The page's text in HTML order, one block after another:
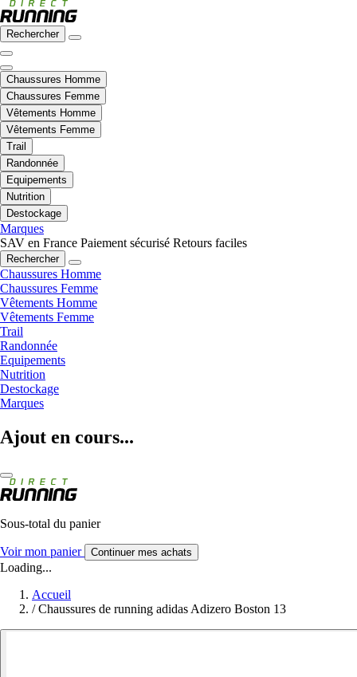
Rechercher
Chaussures Homme
Chaussures Femme
Vêtements Homme
Vêtements Femme
Trail
Randonnée
Equipements
Nutrition
Destockage
Marques
SAV en France Paiement sécurisé Retours faciles
Rechercher
Chaussures Homme
Chaussures Femme
Vêtements Homme
Vêtements Femme
Trail
Randonnée
Equipements
Nutrition
Destockage
Marques
Ajout en cours...
Sous-total du panier
Voir mon panier Continuer mes achats
Loading...
Accueil
/ Chaussures de running adidas Adizero Boston 13